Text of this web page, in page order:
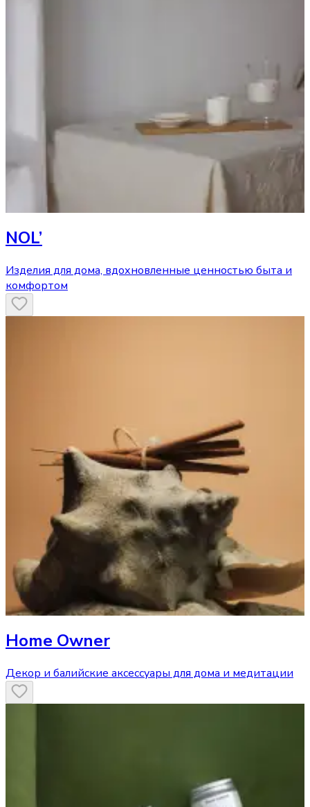
NOL’
Изделия для дома, вдохновленные ценностью быта и
комфортом
Home Owner
Декор и балийские аксессуары для дома и медитации